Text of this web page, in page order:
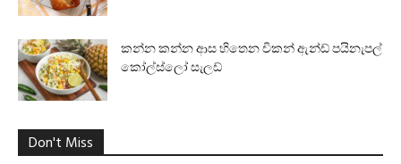
කන්න කන්න ආස හිතෙන චිකන් ඇන්ඩ් පයිනැපල්
කෝල්ස්ලෝ සැලඩ්
Don't Miss